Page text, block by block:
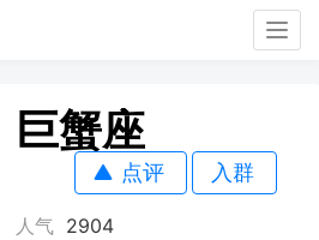
巨蟹座
点评 入群
人气 2904